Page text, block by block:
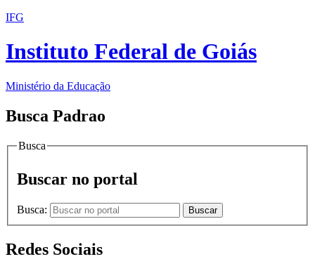
IFG
Instituto Federal de Goiás
Ministério da Educação
Busca Padrao
Busca
Buscar no portal
Busca: Buscar
Redes Sociais